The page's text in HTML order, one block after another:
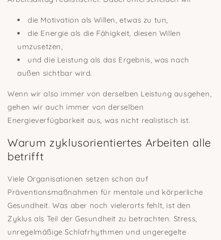
die Motivation als Willen, etwas zu tun,
die Energie als die Fähigkeit, diesen Willen
umzusetzen,
und die Leistung als das Ergebnis, was nach
außen sichtbar wird.
Wenn wir also immer von derselben Leistung ausgehen,
gehen wir auch immer von derselben
Energieverfügbarkeit aus, was nicht realistisch ist.
Warum zyklusorientiertes Arbeiten alle
betrifft
Viele Organisationen setzen schon auf
Präventionsmaßnahmen für mentale und körperliche
Gesundheit. Was aber noch vielerorts fehlt, ist den
Zyklus als Teil der Gesundheit zu betrachten. Stress,
unregelmäßige Schlafrhythmen und ungeregelte